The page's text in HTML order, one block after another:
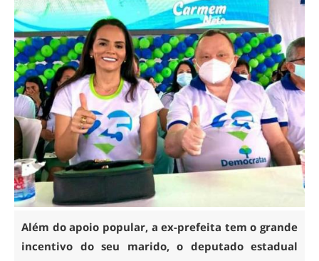
Além do apoio popular, a ex-prefeita tem o grande
incentivo do seu marido, o deputado estadual